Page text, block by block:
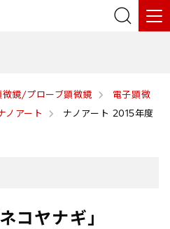
微鏡/プローブ顕微鏡
電子顕微
ノアート
ナノアート 2015年度
コヤナギ」